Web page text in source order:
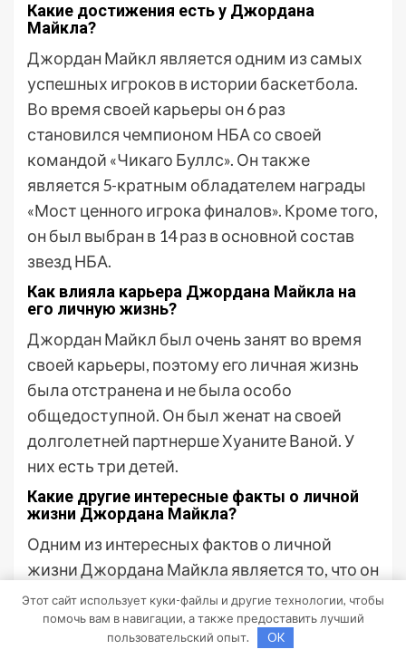
Какие достижения есть у Джордана
Майкла?
Джордан Майкл является одним из самых
успешных игроков в истории баскетбола.
Во время своей карьеры он 6 раз
становился чемпионом НБА со своей
командой «Чикаго Буллс». Он также
является 5-кратным обладателем награды
«Мост ценного игрока финалов». Кроме того,
он был выбран в 14 раз в основной состав
звезд НБА.
Как влияла карьера Джордана Майкла на
его личную жизнь?
Джордан Майкл был очень занят во время
своей карьеры, поэтому его личная жизнь
была отстранена и не была особо
общедоступной. Он был женат на своей
долголетней партнерше Хуаните Ваной. У
них есть три детей.
Какие другие интересные факты о личной
жизни Джордана Майкла?
Одним из интересных фактов о личной
жизни Джордана Майкла является то, что он
также был частичным владельцем
команды «Шарлотт Хорнетс» в НБА. Он
также был известен своими
Этот сайт использует куки-файлы и другие технологии, чтобы
помочь вам в навигации, а также предоставить лучший
пользовательский опыт.
OK